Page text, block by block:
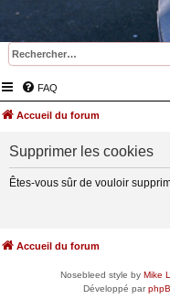
FAQ
Accueil du forum
Supprimer les cookies
Êtes-vous sûr de vouloir
Accueil du forum
Nosebleed style by Mike
Développé par